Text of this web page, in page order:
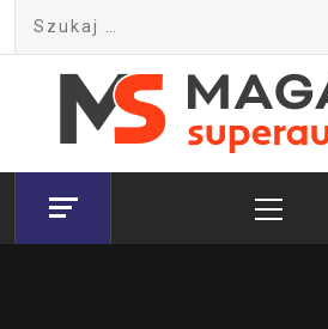
Nowy portal motoryzacyjny
Menu